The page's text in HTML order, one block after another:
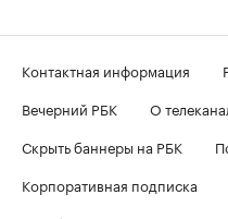
Контактная информация
Вечерний РБК
О
Скрыть баннеры на РБК
Корпоративная подписка